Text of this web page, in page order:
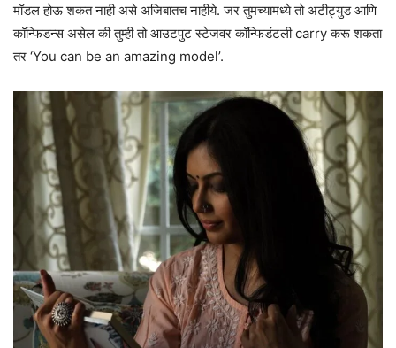
मॉडल होऊ शकत नाही असे अजिबातच नाहीये. जर तुमच्यामध्ये तो अटीट्युड आणि
कॉन्फिडन्स असेल की तुम्ही तो आउटपुट स्टेजवर कॉन्फिडंटली carry करू शकता
तर ‘You can be an amazing model’.